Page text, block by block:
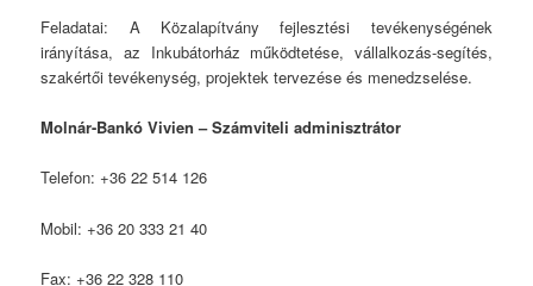
Feladatai: A Közalapítvány fejlesztési tevékenységének
irányítása, az Inkubátorház működtetése, vállalkozás-segítés,
szakértői tevékenység, projektek tervezése és menedzselése.
Molnár-Bankó Vivien – Számviteli adminisztrátor
Telefon: +36 22 514 126
Mobil: +36 20 333 21 40
Fax: +36 22 328 110